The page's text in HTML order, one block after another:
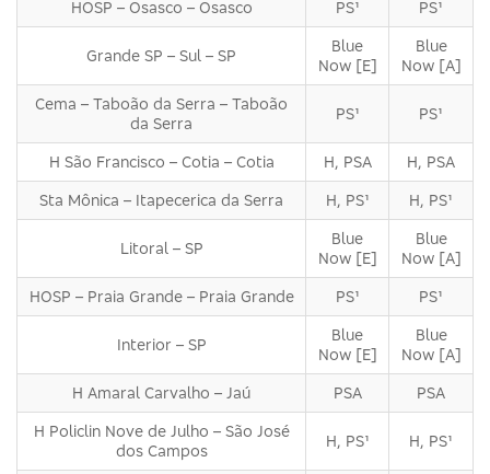
HOSP – Osasco – Osasco PS¹ PS¹
Grande SP – Sul – SP
Blue
Now [E]
Blue
Now [A]
Cema – Taboão da Serra – Taboão
da Serra
PS¹ PS¹
H São Francisco – Cotia – Cotia H, PSA H, PSA
Sta Mônica – Itapecerica da Serra H, PS¹ H, PS¹
Litoral – SP
Blue
Now [E]
Blue
Now [A]
HOSP – Praia Grande – Praia Grande PS¹ PS¹
Interior – SP
Blue
Now [E]
Blue
Now [A]
H Amaral Carvalho – Jaú PSA PSA
H Policlin Nove de Julho – São José
dos Campos
H, PS¹ H, PS¹